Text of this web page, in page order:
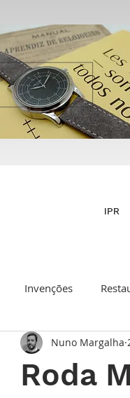
IPR
Invenções
Entrevista
Roda
Nuno Margalha